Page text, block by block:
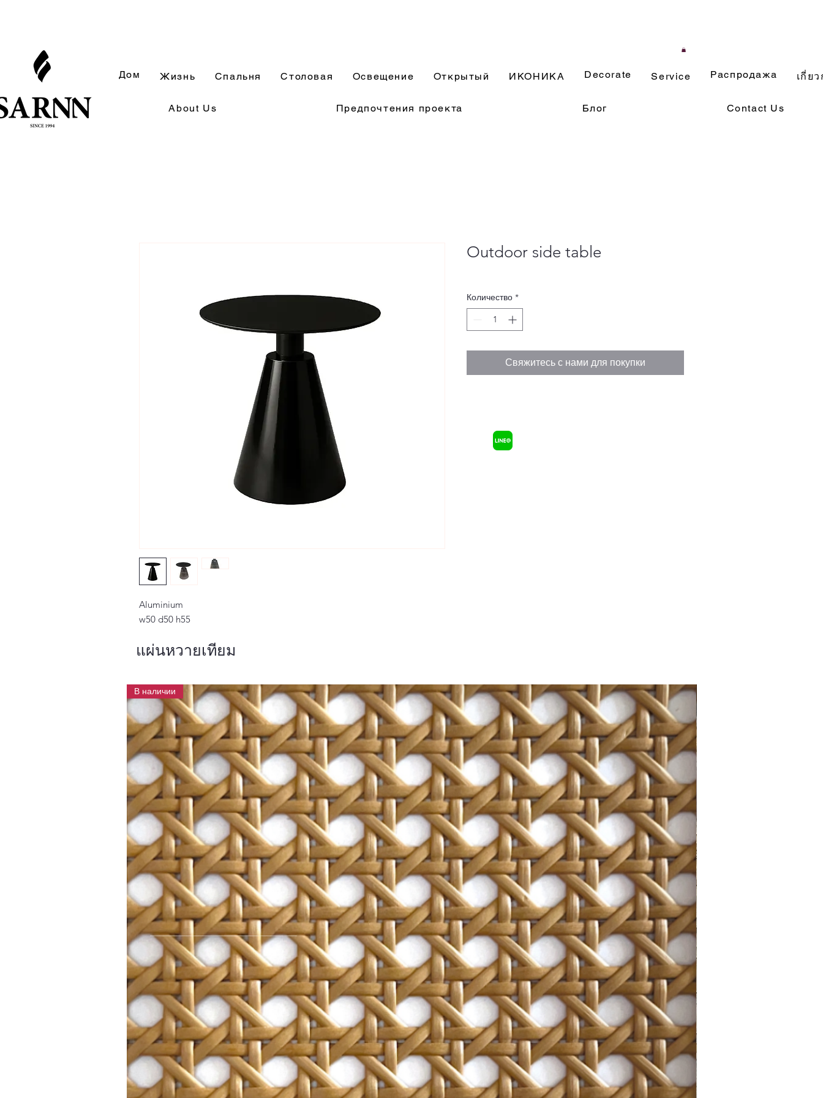
Дом Жизнь Спальня Столовая Освещение Открытый ИКОНИКА Decorate Service Распродажа เกี่ย
About Us Предпочтения проекта Блог Contact Us
Aluminium
w50 d50 h55
Outdoor side table
Количество *
Свяжитесь с нами для покупки
แผ่นหวายเทียม
В наличии